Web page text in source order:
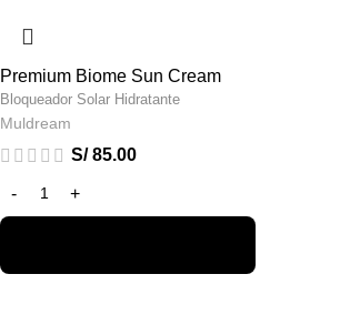
Premium Biome Sun Cream
Bloqueador Solar Hidratante
Muldream
S/85.00